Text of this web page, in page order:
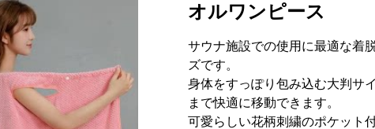
オルワンピース
サウナ施設での使用に最適な着
ズです。
身体をすっぽり包み込む大判サ
まで快適に移動できます。
可愛らしい花柄刺繍のポケット